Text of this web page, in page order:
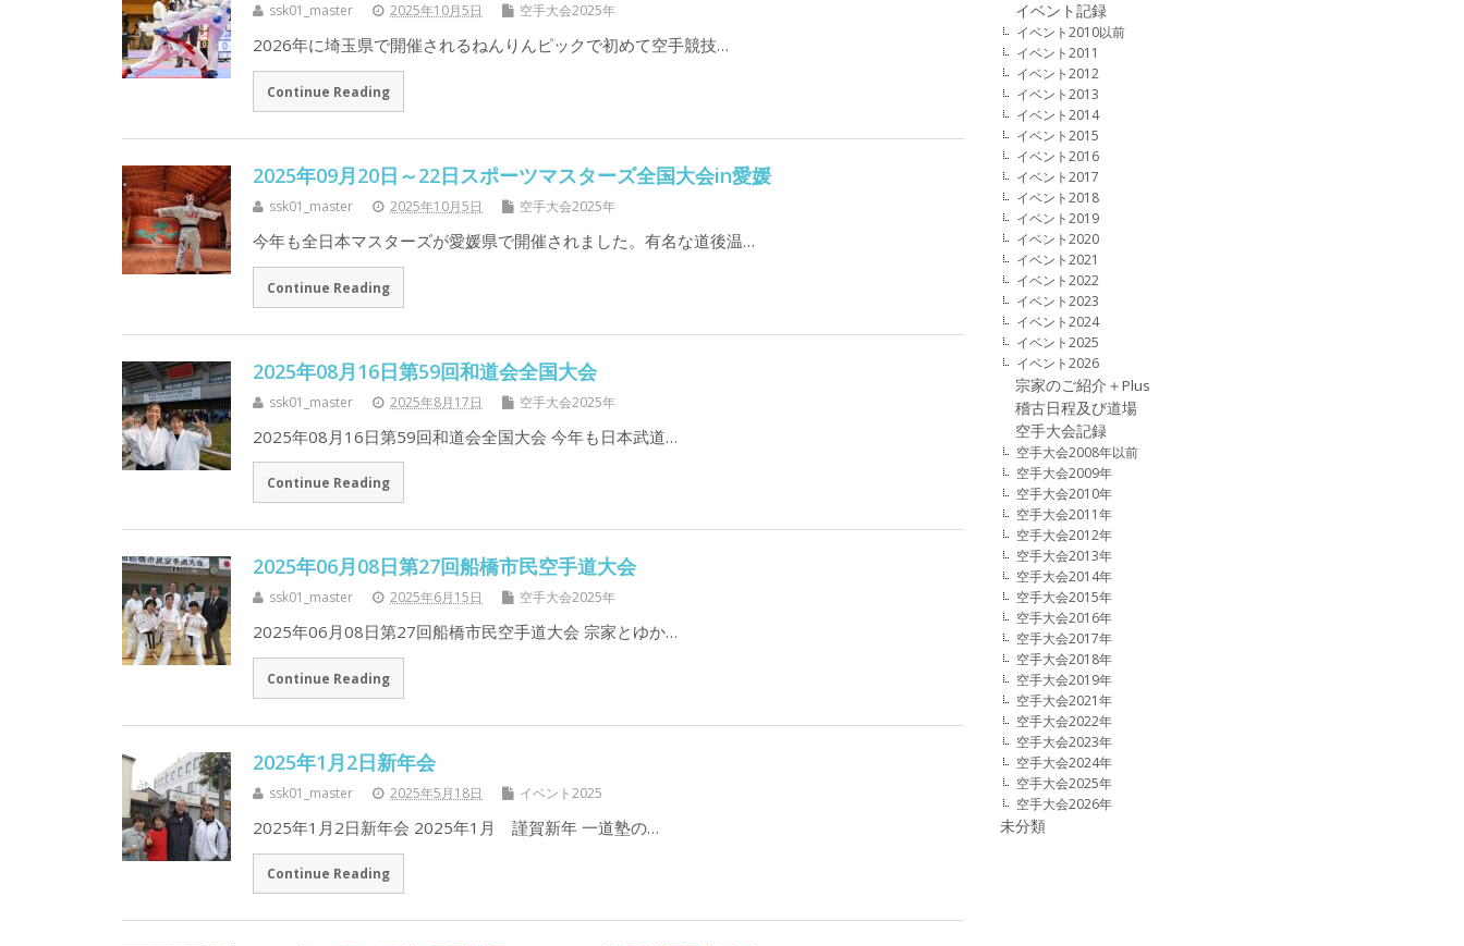
ssk01_master 2025年10月5日 空手大会2025年
2026年に埼玉県で開催されるねんりんピックで初めて空手競技…
Continue Reading
2025年09月20日～22日スポーツマスターズ全国大会in愛媛
ssk01_master 2025年10月5日 空手大会2025年
今年も全日本マスターズが愛媛県で開催されました。有名な道後温…
Continue Reading
2025年08月16日第59回和道会全国大会
ssk01_master 2025年8月17日 空手大会2025年
2025年08月16日第59回和道会全国大会 今年も日本武道…
Continue Reading
2025年06月08日第27回船橋市民空手道大会
ssk01_master 2025年6月15日 空手大会2025年
2025年06月08日第27回船橋市民空手道大会 宗家とゆか…
Continue Reading
2025年1月2日新年会
ssk01_master 2025年5月18日 イベント2025
2025年1月2日新年会 2025年1月 謹賀新年 一道塾の…
Continue Reading
イベント記録
イベント2010以前
イベント2011
イベント2012
イベント2013
イベント2014
イベント2015
イベント2016
イベント2017
イベント2018
イベント2019
イベント2020
イベント2021
イベント2022
イベント2023
イベント2024
イベント2025
イベント2026
宗家のご紹介＋Plus
稽古日程及び道場
空手大会記録
空手大会2008年以前
空手大会2009年
空手大会2010年
空手大会2011年
空手大会2012年
空手大会2013年
空手大会2014年
空手大会2015年
空手大会2016年
空手大会2017年
空手大会2018年
空手大会2019年
空手大会2021年
空手大会2022年
空手大会2023年
空手大会2024年
空手大会2025年
空手大会2026年
未分類